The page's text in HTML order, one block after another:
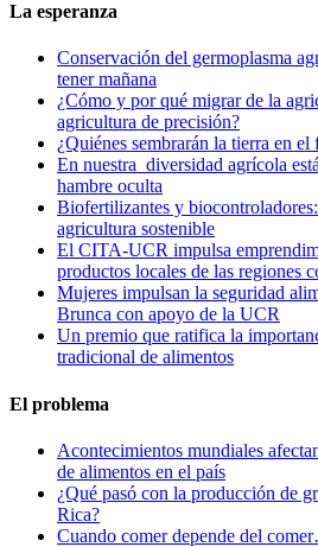
La esperanza
Conservación del germoplasma
tener mañana
¿Cómo y por qué migrar de la
agricultura de precisión?
¿Quiénes sembrarán la tierra en el
En nuestra diversidad agrícola
hambre oculta
Biofertilizantes y
agricultura sostenible
El CITA-UCR impulsa
productos locales de las regiones
Mujeres impulsan la seguridad
Brunca con apoyo de la UCR
Un premio que ratifica la
tradicional de alimentos
El problema
Acontecimientos mundiales
de alimentos en el país
¿Qué pasó con la producción de
Rica?
Cuando comer depende del